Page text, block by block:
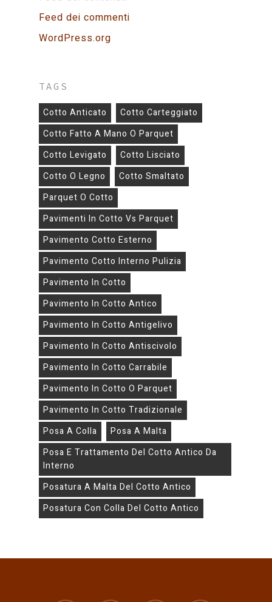
Feed dei commenti
WordPress.org
TAGS
Cotto Anticato
Cotto Carteggiato
Cotto Fatto A Mano O Parquet
Cotto Levigato
Cotto Lisciato
Cotto O Legno
Cotto Smaltato
Parquet O Cotto
Pavimenti In Cotto Vs Parquet
Pavimento Cotto Esterno
Pavimento Cotto Interno Pulizia
Pavimento In Cotto
Pavimento In Cotto Antico
Pavimento In Cotto Antigelivo
Pavimento In Cotto Antiscivolo
Pavimento In Cotto Carrabile
Pavimento In Cotto O Parquet
Pavimento In Cotto Tradizionale
Posa A Colla
Posa A Malta
Posa E Trattamento Del Cotto Antico Da
Interno
Posatura A Malta Del Cotto Antico
Posatura Con Colla Del Cotto Antico